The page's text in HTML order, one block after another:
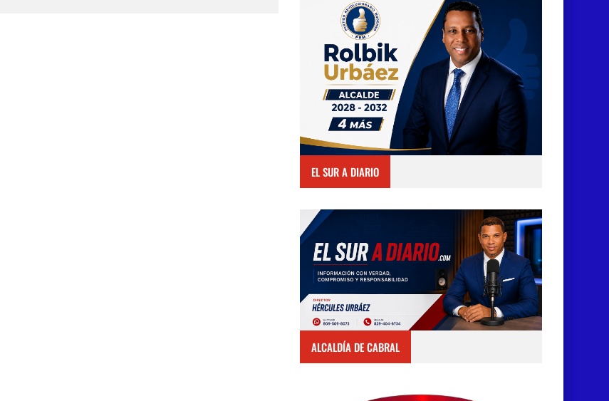
EL SUR A DIARIO
ALCALDÍA DE CABRAL